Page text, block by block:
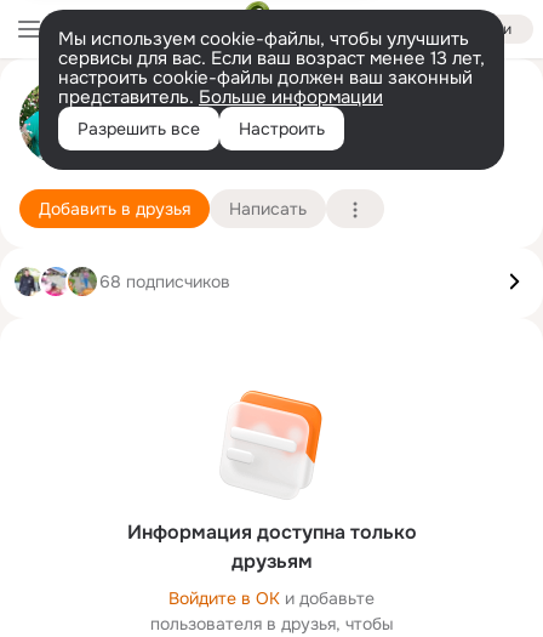
Войти
Мы используем cookie-файлы, чтобы улучшить
сервисы для вас. Если ваш возраст менее 13 лет,
настроить cookie-файлы должен ваш законный
представитель. Больше информации
Разрешить все Настроить
Наталья Винс
г. Новомосковск (Новомосковский район)
Подробнее
Добавить в друзья Написать
Информация доступна только
друзьям
Войдите в ОК и добавьте
пользователя в друзья, чтобы
68 подписчиков